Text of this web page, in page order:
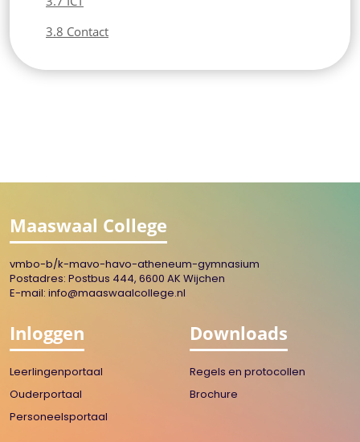
3.8 Contact
Maaswaal College
vmbo-b/k-mavo-havo-atheneum-gymnasium
Postadres: Postbus 444, 6600 AK Wijchen
E-mail: info@maaswaalcollege.nl
Inloggen
Leerlingenportaal
Ouderportaal
Personeelsportaal
Downloads
Regels en protocollen
Brochure